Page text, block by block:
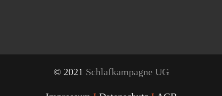
© 2021 Schlafkampagne UG